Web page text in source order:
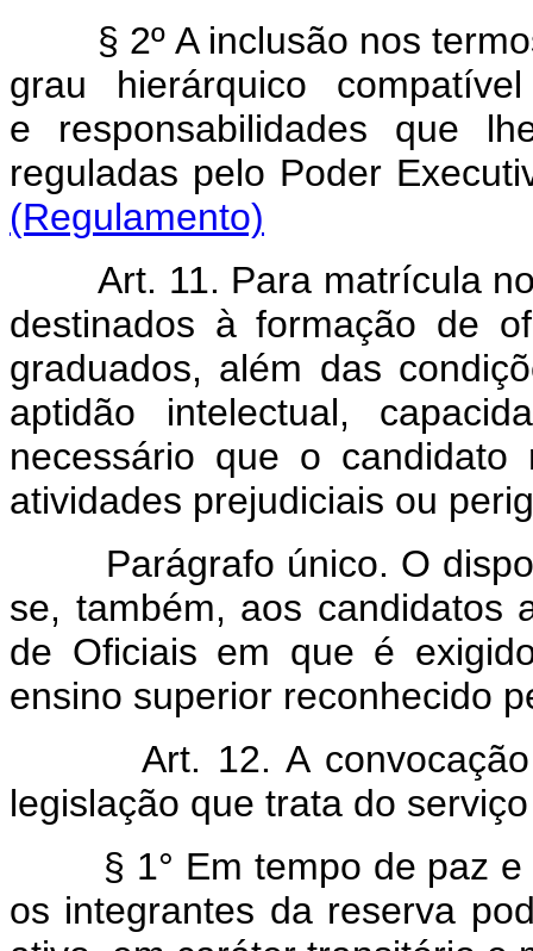
§ 2º A inclusão nos
grau hierárquico
e responsabilidades que
reguladas pelo Poder
(Regulamento)
Art. 11. Para matrícula
destinados à formação de
graduados, além das
aptidão intelectual,
necessário que o
atividades prejudiciais ou
Parágrafo único. O
se, também, aos candidatos
de Oficiais em que é
ensino superior reconhecido
Art. 12. A
legislação que trata do
§ 1° Em tempo de paz
os integrantes da reserva